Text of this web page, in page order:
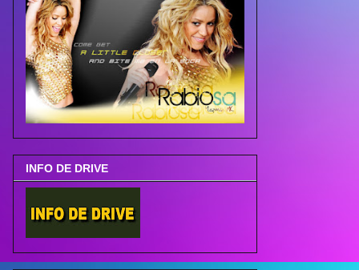
INFO DE DRIVE